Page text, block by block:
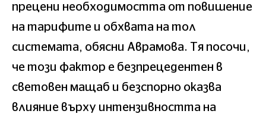
прецени необходимостта от повишение
на тарифите и обхвата на тол
системата, обясни Аврамова. Тя посочи,
че този фактор е безпрецедентен в
световен мащаб и безспорно оказва
влияние върху интензивността на